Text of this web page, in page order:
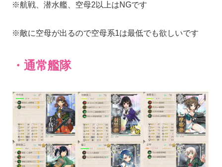
※航戦、潜水艦、空母2以上はNGです
※敵に空母が出るので空母系1は最低でも欲しいです
・通常艦隊